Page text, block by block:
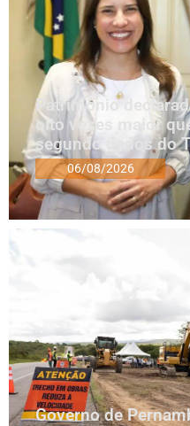
Patrimônio
oito vezes maior
segundo dados do
06/08/2026
Governo de